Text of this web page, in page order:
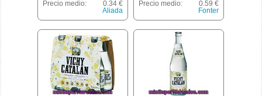
Precio medio:
0.34 €
Aliada
Precio medio:
0.59 €
Fonter